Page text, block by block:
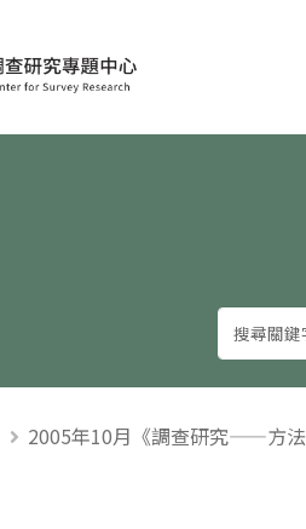
方法與應用期刊
2005年10月《調查研究——方